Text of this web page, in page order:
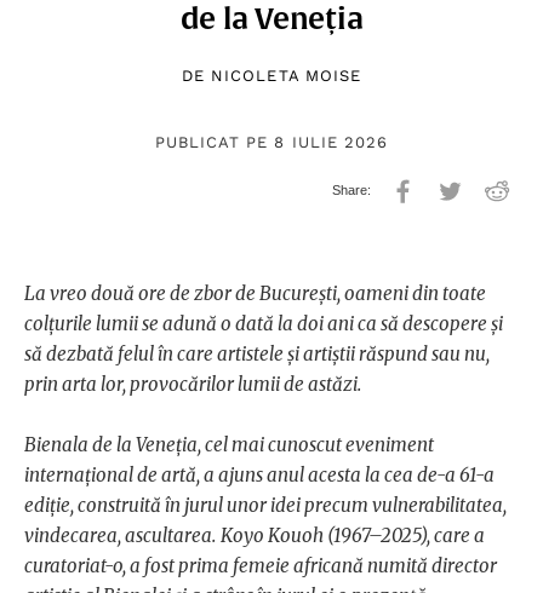
de la Veneția
DE NICOLETA MOISE
PUBLICAT PE 8 IULIE 2026
La vreo două ore de zbor de București, oameni din toate
colțurile lumii se adună o dată la doi ani ca să descopere și
să dezbată felul în care artistele și artiștii răspund sau nu,
prin arta lor, provocărilor lumii de astăzi.
Bienala de la Veneția, cel mai cunoscut eveniment
internațional de artă, a ajuns anul acesta la cea de-a 61-a
ediție, construită în jurul unor idei precum vulnerabilitatea,
vindecarea, ascultarea. Koyo Kouoh (1967–2025), care a
curatoriat-o, a fost prima femeie africană numită director